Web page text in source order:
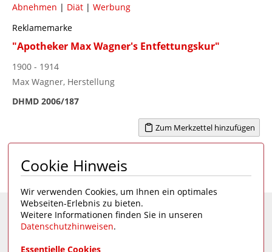
Abnehmen | Diät | Werbung
Reklamemarke
"Apotheker Max Wagner's Entfettungskur"
1900 - 1914
Max Wagner, Herstellung
DHMD 2006/187
Zum Merkzettel hinzufügen
Seite 1 von 1 1
Eine Seite desDeutschen Hygiene-Museums
Cookie Hinweis
Wir verwenden Cookies, um Ihnen ein optimales
Webseiten-Erlebnis zu bieten.
Weitere Informationen finden Sie in unseren
Datenschutzhinweisen.
Essentielle Cookies